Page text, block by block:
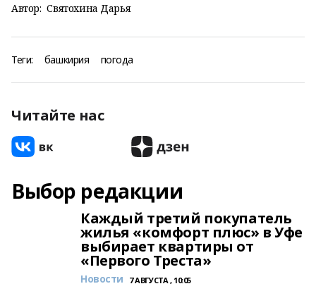
Автор: Святохина Дарья
Теги: башкирия погода
Читайте нас
Выбор редакции
Каждый третий покупатель
жилья «комфорт плюс» в Уфе
выбирает квартиры от
«Первого Треста»
Новости 7 АВГУСТА , 10:05